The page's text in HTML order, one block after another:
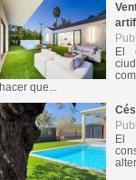
El
hacer que...
El